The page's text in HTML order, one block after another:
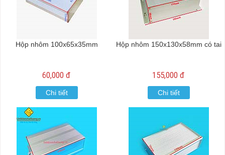
Hộp nhôm 100x65x35mm
60,000 đ
Chi tiết
Hộp nhôm 150x130x58mm có tai
155,000 đ
Chi tiết